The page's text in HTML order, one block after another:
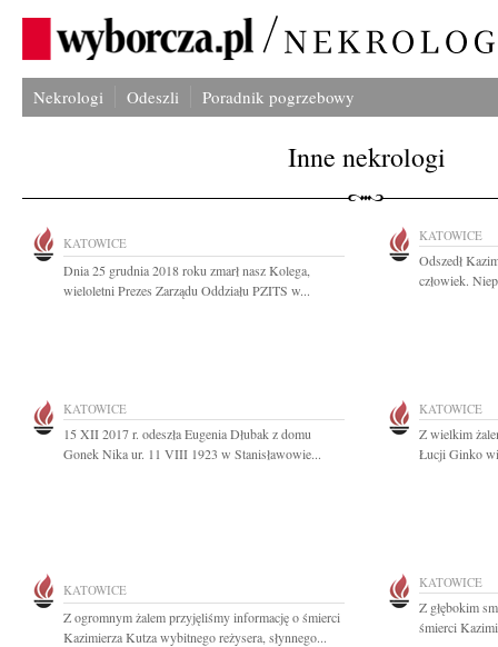
Nekrologi Odeszli Poradnik pogrzebowy
Inne nekrologi
KATOWICE
Dnia 25 grudnia 2018 roku zmarł nasz Kolega,
wieloletni Prezes Zarządu Oddziału PZITS w...
KATOWICE
Odszedł
człowiek.
KATOWICE
15 XII 2017 r. odeszła Eugenia Dłubak z domu
Gonek Nika ur. 11 VIII 1923 w Stanisławowie...
KATOWICE
Z wielkim
Łucji Ginko
KATOWICE
Z ogromnym żalem przyjęliśmy informację o śmierci
Kazimierza Kutza wybitnego reżysera, słynnego...
KATOWICE
Z głębokim
śmierci